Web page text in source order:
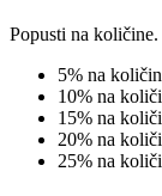
Popusti na
5% na
10% na
15% na
20% na
25% na